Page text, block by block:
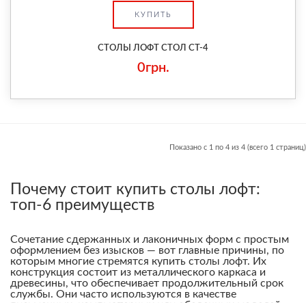
КУПИТЬ
СТОЛЫ ЛОФТ СТОЛ СТ-4
0грн.
Показано с 1 по 4 из 4 (всего 1 страниц)
Почему стоит купить столы лофт:
топ-6 преимуществ
Сочетание сдержанных и лаконичных форм с простым
оформлением без изысков — вот главные причины, по
которым многие стремятся купить столы лофт. Их
конструкция состоит из металлического каркаса и
древесины, что обеспечивает продолжительный срок
службы. Они часто используются в качестве